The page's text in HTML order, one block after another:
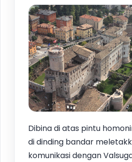
Dibina di atas pintu
di dinding bandar
komunikasi dengan